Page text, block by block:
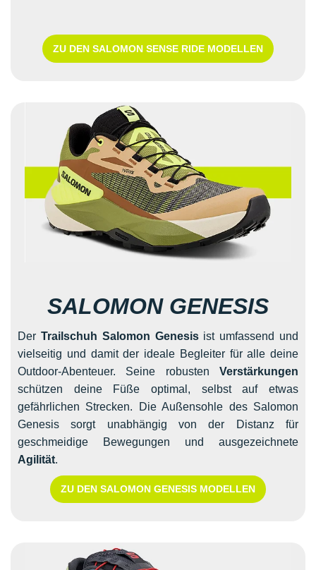
ZU DEN SALOMON SENSE RIDE MODELLEN
SALOMON GENESIS
Der Trailschuh Salomon Genesisist umfassend und
vielseitig und damit der ideale Begleiter für alle deine
Outdoor-Abenteuer. Seine robusten Verstärkungen
schützen deine Füße optimal, selbst auf etwas
gefährlichen Strecken. Die Außensohle des Salomon
Genesis sorgt unabhängig von der Distanz für
geschmeidige Bewegungen und ausgezeichnete
Agilität.
ZU DEN SALOMON GENESIS MODELLEN